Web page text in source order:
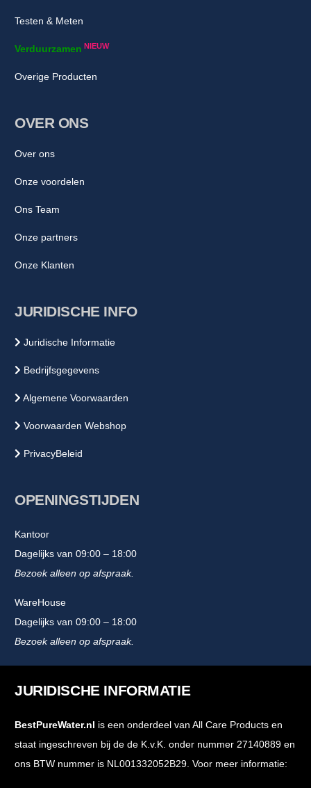
Testen & Meten
Verduurzamen NIEUW
Overige Producten
OVER ONS
Over ons
Onze voordelen
Ons Team
Onze partners
Onze Klanten
JURIDISCHE INFO
Juridische Informatie
Bedrijfsgegevens
Algemene Voorwaarden
Voorwaarden Webshop
PrivacyBeleid
OPENINGSTIJDEN
Kantoor
Dagelijks van 09:00 – 18:00
Bezoek alleen op afspraak.
WareHouse
Dagelijks van 09:00 – 18:00
Bezoek alleen op afspraak.
JURIDISCHE INFORMATIE
BestPureWater.nl is een onderdeel van All Care Products en
staat ingeschreven bij de de K.v.K. onder nummer 27140889 en
ons BTW nummer is NL001332052B29. Voor meer informatie: